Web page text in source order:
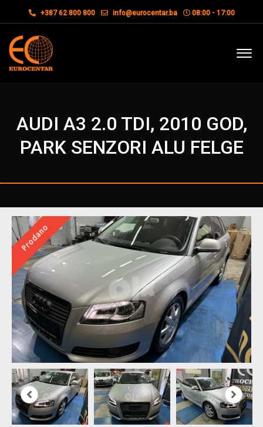
+387 62 800 800 info@eurocentar.ba 08:00 - 17:00
AUDI A3 2.0 TDI, 2010 GOD,
PARK SENZORI ALU FELGE
Prodano